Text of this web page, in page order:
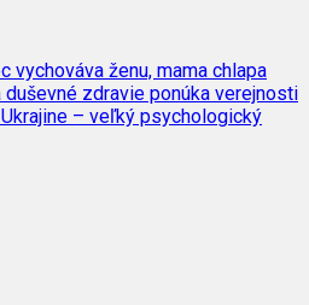
vychováva ženu, mama chlapa
duševné zdravie ponúka verejnosti
Ukrajine – veľký psychologický